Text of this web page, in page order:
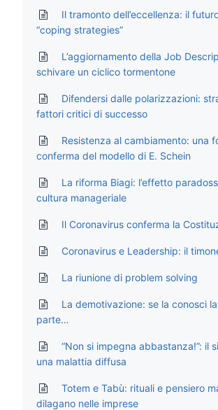
Il tramonto dell’eccellenza: il
“coping strategies”
L’aggiornamento della Job
schivare un ciclico tormentone
Difendersi dalle polarizzazioni:
fattori critici di successo
Resistenza al cambiamento: una
conferma del modello di E. Schein
La riforma Biagi: l’effetto
cultura manageriale
Il Coronavirus conferma la
Coronavirus e Leadership: il
La riunione di problem solving
La demotivazione: se la conosci
parte…
“Non si impegna abbastanza!”: il
una malattia diffusa
Totem e Tabù: rituali e pensiero
dilagano nelle imprese